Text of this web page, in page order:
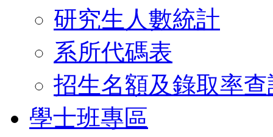
研究生人數統計
系所代碼表
招生名額及錄取率查
學士班專區